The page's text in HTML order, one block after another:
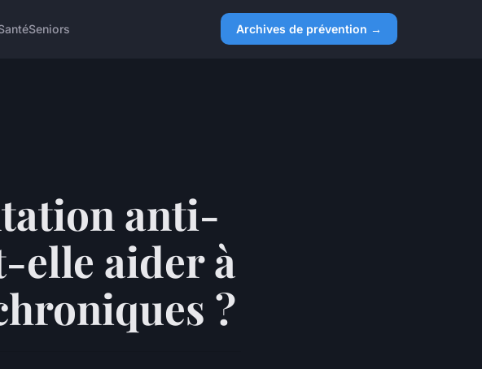
Seniors Archives de prévention →
anti-
elle aider à
?